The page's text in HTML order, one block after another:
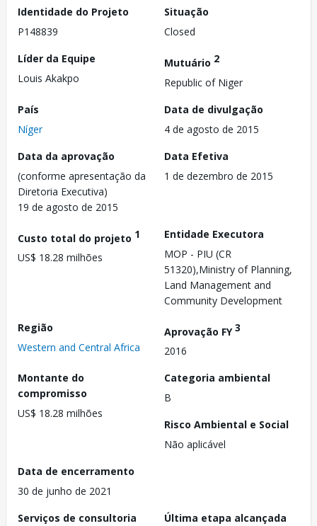
Identidade do Projeto
P148839
Situação
Closed
Líder da Equipe
Louis Akakpo
Mutuário 2
Republic of Niger
País
Níger
Data de divulgação
4 de agosto de 2015
Data da aprovação
(conforme apresentação da
Diretoria Executiva)
19 de agosto de 2015
Data Efetiva
1 de dezembro de 2015
Custo total do projeto 1
US$ 18.28 milhões
Entidade Executora
MOP - PIU (CR
51320),Ministry of Planning,
Land Management and
Community Development
Região
Western and Central Africa
Aprovação FY3
2016
Montante do
compromisso
US$ 18.28 milhões
Categoria ambiental
B
Risco Ambiental e Social
Não aplicável
Data de encerramento
30 de junho de 2021
Serviços de consultoria
Última etapa alcançada